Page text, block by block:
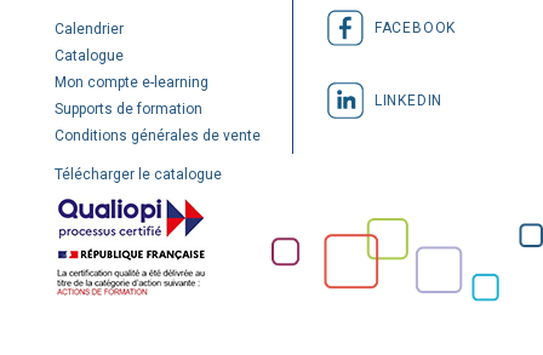
Calendrier
Catalogue
Mon compte e-learning
Supports de formation
Conditions générales de vente
Télécharger le catalogue
FACEBOOK
LINKEDIN